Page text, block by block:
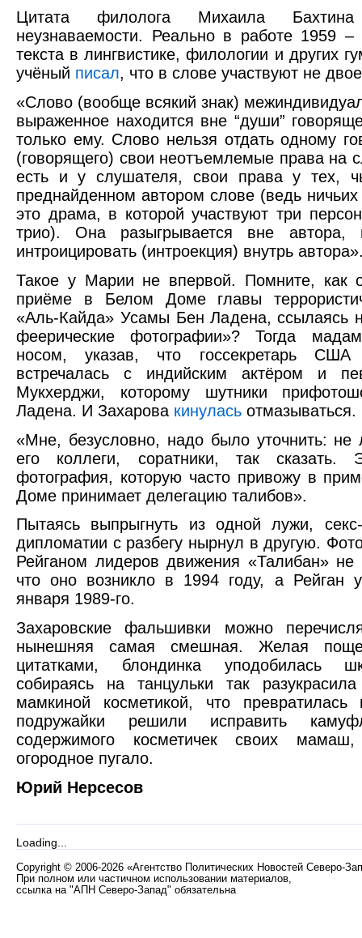
Цитата филолога Михаила
неузнаваемости. Реально в работе 1959 –
текста в лингвистике, филологии и других
учёный писал, что в слове участвуют не
«Слово (вообще всякий знак)
выраженное находится вне “души”
только ему. Слово нельзя отдать одному
(говорящего) свои неотъемлемые права на
есть и у слушателя, свои права у тех,
преднайденном автором слове (ведь
это драма, в которой участвуют три
трио). Она разыгрывается вне автора,
интроицировать (интроекция) внутрь
Такое у Марии не впервой. Помните, как
приёме в Белом Доме главы
«Аль-Кайда» Усамы Бен Ладена, ссылаясь
феерические фотографии»? Тогда
носом, указав, что госсекретарь
встречалась с индийским актёром и
Мукхерджи, которому шутники
Ладена. И Захарова кинулась отмазываться.
«Мне, безусловно, надо было уточнить:
его коллеги, соратники, так
фотография, которую часто привожу в
Доме принимает делегацию талибов».
Пытаясь выпрыгнуть из одной лужи,
дипломатии с разбегу нырнул в другую.
Рейганом лидеров движения «Талибан» не
что оно возникло в 1994 году, а Рейган
января 1989-го.
Захаровские фальшивки можно
нынешняя самая смешная. Желая
цитатками, блондинка уподобилась
собираясь на танцульки так
мамкиной косметикой, что
подружайки решили исправить
содержимого косметичек своих
огородное пугало.
Юрий Нерсесов
Loading...
Copyright © 2006-2026 «Агентство Политических Новостей Северо-
При полном или частичном использовании материалов,
ссылка на "АПН Северо-Запад" обязательна